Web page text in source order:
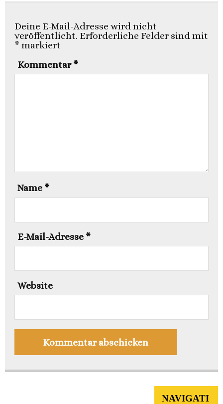
Deine E-Mail-Adresse wird nicht
veröffentlicht. Erforderliche Felder sind mit
* markiert
Kommentar*
Name *
E-Mail-Adresse *
Website
NAVIGATI